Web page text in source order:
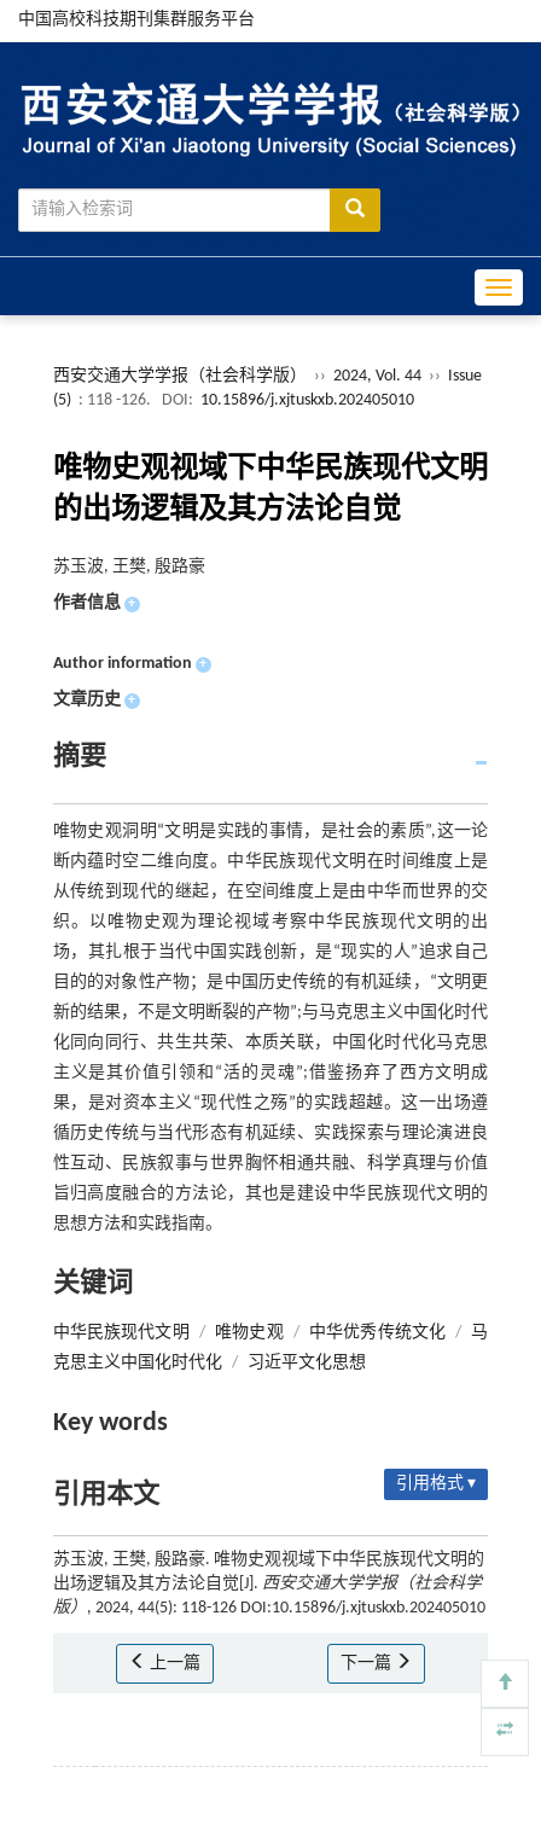
中国高校科技期刊集群服务平台
西安交通大学学报（社会科学版） ›› 2024, Vol. 44 ›› Issue
(5) : 118 -126. DOI: 10.15896/j.xjtuskxb.202405010
唯物史观视域下中华民族现代文明
的出场逻辑及其方法论自觉
苏玉波, 王樊, 殷路豪
作者信息 +
Author information +
文章历史 +
摘要
唯物史观洞明“文明是实践的事情，是社会的素质”,这一论
断内蕴时空二维向度。中华民族现代文明在时间维度上是
从传统到现代的继起，在空间维度上是由中华而世界的交
织。以唯物史观为理论视域考察中华民族现代文明的出
场，其扎根于当代中国实践创新，是“现实的人”追求自己
目的的对象性产物；是中国历史传统的有机延续，“文明更
新的结果，不是文明断裂的产物”;与马克思主义中国化时代
化同向同行、共生共荣、本质关联，中国化时代化马克思
主义是其价值引领和“活的灵魂”;借鉴扬弃了西方文明成
果，是对资本主义“现代性之殇”的实践超越。这一出场遵
循历史传统与当代形态有机延续、实践探索与理论演进良
性互动、民族叙事与世界胸怀相通共融、科学真理与价值
旨归高度融合的方法论，其也是建设中华民族现代文明的
思想方法和实践指南。
关键词
中华民族现代文明 / 唯物史观 / 中华优秀传统文化 / 马
克思主义中国化时代化 / 习近平文化思想
Key words
引用本文 引用格式 ▾
苏玉波, 王樊, 殷路豪. 唯物史观视域下中华民族现代文明的
出场逻辑及其方法论自觉[J]. 西安交通大学学报（社会科学
版） , 2024, 44(5): 118-126 DOI:10.15896/j.xjtuskxb.202405010
上一篇 下一篇